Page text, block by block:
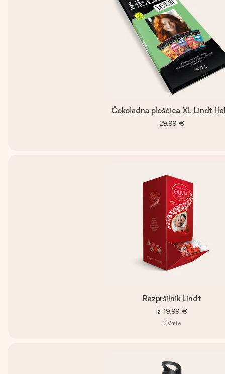
Čokoladna ploščica XL Lindt
29,99 €
Razpršilnik Lindt
iz 19,99 €
2Vrste